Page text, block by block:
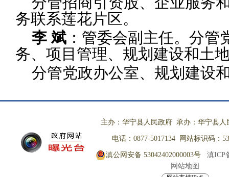
务联系莲花片区。
李 斌 ：管委会副主任。分
务、项 目管理、规划建设和土
分管党政办公室、规划建设
主办：华宁县人民政府 承办：华宁县人
电话：0877-5017134 网站标识码：
滇公网安备 53042402000003号
滇ICP
网站地图